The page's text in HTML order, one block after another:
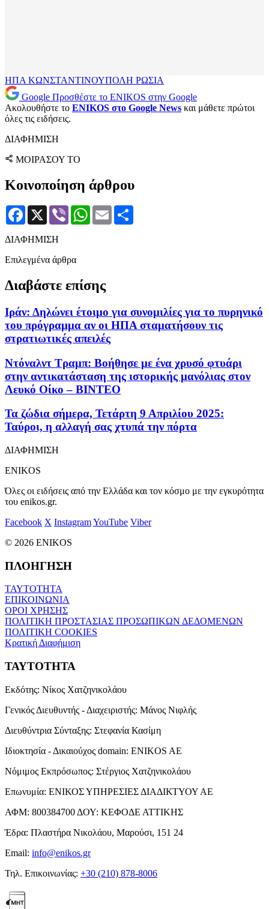
ΗΠΑ ΚΩΝΣΤΑΝΤΙΝΟΥΠΟΛΗ ΡΩΣΙΑ
Google Προσθέστε το ENIKOS στην Google
Ακολουθήστε το ENIKOS στο Google News και μάθετε πρώτοι
όλες τις ειδήσεις.
ΔΙΑΦΗΜΙΣΗ
ΜΟΙΡΑΣΟΥ ΤΟ
Κοινοποίηση άρθρου
Facebook
X Viber WhatsApp
Email
ΔΙΑΦΗΜΙΣΗ
Επιλεγμένα άρθρα
Διαβάστε επίσης
Ιράν: Δηλώνει έτοιμο για συνομιλίες για το πυρηνικό
του πρόγραμμα αν οι ΗΠΑ σταματήσουν τις
στρατιωτικές απειλές
Ντόναλντ Τραμπ: Βοήθησε με ένα χρυσό φτυάρι
στην αντικατάσταση της ιστορικής μανόλιας στον
Λευκό Οίκο – ΒΙΝΤΕΟ
Τα ζώδια σήμερα, Τετάρτη 9 Απριλίου 2025:
Ταύροι, η αλλαγή σας χτυπά την πόρτα
ΔΙΑΦΗΜΙΣΗ
ENIKOS
Όλες οι ειδήσεις από την Ελλάδα και τον κόσμο με την εγκυρότητα
του enikos.gr.
Facebook X InstagramYouTube Viber
© 2026 ENIKOS
ΠΛΟΗΓΗΣΗ
ΤΑΥΤΟΤΗΤΑ
ΕΠΙΚΟΙΝΩΝΙΑ
ΟΡΟΙ ΧΡΗΣΗΣ
ΠΟΛΙΤΙΚΗ ΠΡΟΣΤΑΣΙΑΣ ΠΡΟΣΩΠΙΚΩΝ ΔΕΔΟΜΕΝΩΝ
ΠΟΛΙΤΙΚΗ COOKIES
Κρατική Διαφήμιση
ΤΑΥΤΟΤΗΤΑ
Εκδότης: Νίκος Χατζηνικολάου
Γενικός Διευθυντής - Διαχειριστής: Μάνος Νιφλής
Διευθύντρια Σύνταξης: Στεφανία Κασίμη
Ιδιοκτησία - Δικαιούχος domain: ENIKOS AE
Νόμιμος Εκπρόσωπος: Στέργιος Χατζηνικολάου
Επωνυμία: ΕΝΙΚΟΣ ΥΠΗΡΕΣΙΕΣ ΔΙΑΔΙΚΤΥΟΥ ΑΕ
ΑΦΜ: 800384700 ΔΟΥ: ΚΕΦΟΔΕ ΑΤΤΙΚΗΣ
Έδρα: Πλαστήρα Νικολάου, Μαρούσι, 151 24
Email: info@enikos.gr
Τηλ. Επικοινωνίας: +30 (210) 878-8006